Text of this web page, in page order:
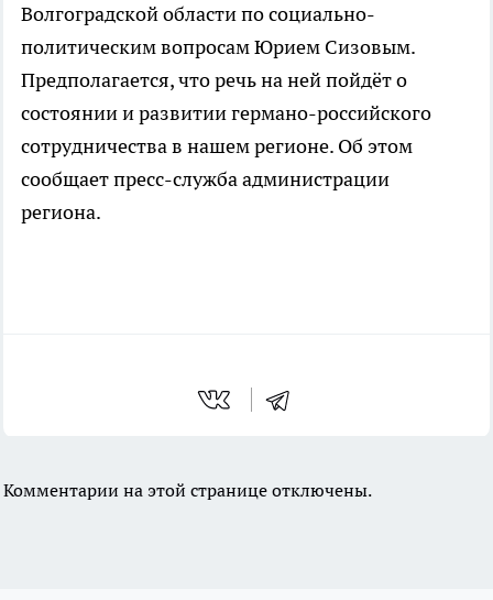
Волгоградской области по социально-
политическим вопросам Юрием Сизовым.
Предполагается, что речь на ней пойдёт о
состоянии и развитии германо-российского
сотрудничества в нашем регионе. Об этом
сообщает пресс-служба администрации
региона.
Комментарии на этой странице отключены.